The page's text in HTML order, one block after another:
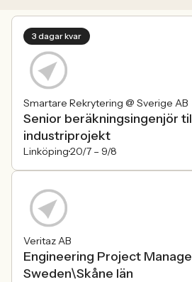
3 dagar kvar
Smartare Rekrytering @ Sverige AB
Senior beräkningsingenjör
industriprojekt
Linköping20/7 – 9/8
Veritaz AB
Engineering Project
Sweden\Skåne län